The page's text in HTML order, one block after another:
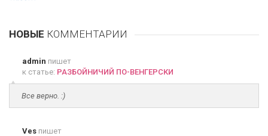
НОВЫЕ КОММЕНТАРИИ
admin пишет
к статье: РАЗБОЙНИЧИЙ ПО-ВЕНГЕРСКИ
Все верно. :)
Ves пишет